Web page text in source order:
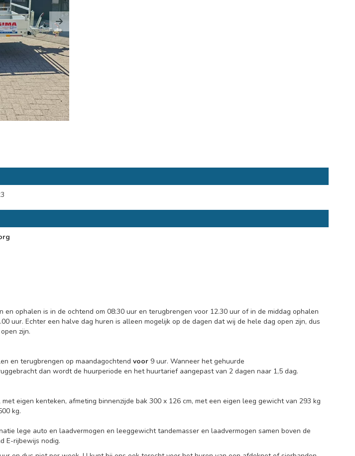
Next
en ophalen is in de ochtend om 08:30 uur en terugbrengen voor 12.30 uur of in de middag ophalen
uur. Echter een halve dag huren is alleen mogelijk op de dagen dat wij de hele dag open zijn, dus
zijn.
en terugbrengen op maandagochtend voor 9 uur. Wanneer het gehuurde
dan wordt de huurperiode en het huurtarief aangepast van 2 dagen naar 1,5 dag.
eigen kenteken, afmeting binnenzijde bak 300 x 126 cm, met een eigen leeg gewicht van 293 kg
kg.
lege auto en laadvermogen en leeggewicht tandemasser en laadvermogen samen boven de
E-rijbewijs nodig.